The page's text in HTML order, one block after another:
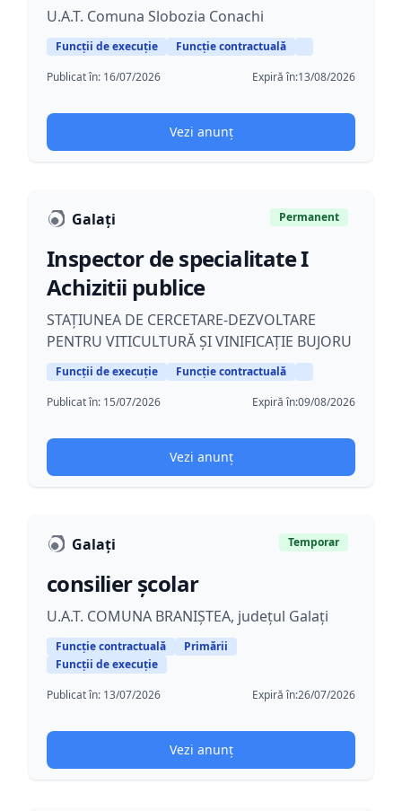
U.A.T. Comuna Slobozia Conachi
Funcții de execuție
Funcție contractuală
Publicat în: 16/07/2026 Expiră în:13/08/2026
Vezi anunț
Galați Permanent
Inspector de specialitate I
Achizitii publice
STAȚIUNEA DE CERCETARE-DEZVOLTARE
PENTRU VITICULTURĂ ȘI VINIFICAȚIE BUJORU
Funcții de execuție
Funcție contractuală
Publicat în: 15/07/2026 Expiră în:09/08/2026
Vezi anunț
Galaţi Temporar
consilier școlar
U.A.T. COMUNA BRANIȘTEA, județul Galați
Funcție contractuală
Primării
Funcții de execuție
Publicat în: 13/07/2026 Expiră în:26/07/2026
Vezi anunț